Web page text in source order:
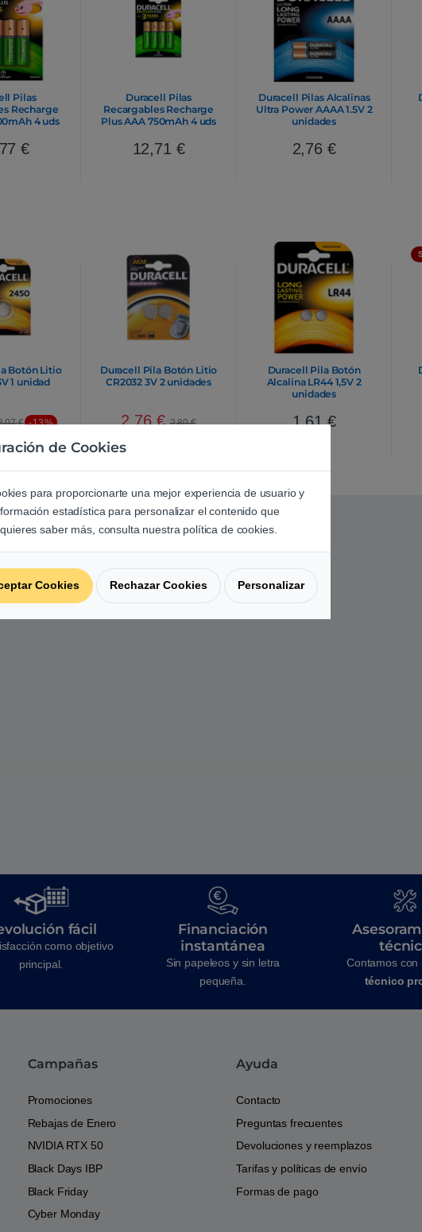
Pilas
Recharge
4 uds
€
Duracell Pilas
Recargables Recharge
Plus AAA 750mAh 4 uds
12,71 €
Duracell Pilas Alcalinas
Ultra Power AAAA 1.5V 2
unidades
2,76 €
Botón Litio
1 unidad
€ -13%
Duracell Pila Botón Litio
CR2032 3V 2 unidades
2,76€ 2,80€
Duracell Pila Botón
Alcalina LR44 1,5V 2
unidades
1,61€
fácil
como objetivo
principal.
Financiación
instantánea
Sin papeleos y sin letra
pequeña.
Contamos con
técnico
Campañas
Promociones
Rebajas de Enero
NVIDIA RTX 50
Black Days IBP
Black Friday
Cyber Monday
Ayuda
Contacto
Preguntas frecuentes
Devoluciones y reemplazos
Tarifas y políticas de envío
Formas de pago
de Cookies
para proporcionarte una mejor experiencia de usuario y
estadística para personalizar el contenido que
saber más, consulta nuestra política de cookies.
Cookies Rechazar Cookies Personalizar